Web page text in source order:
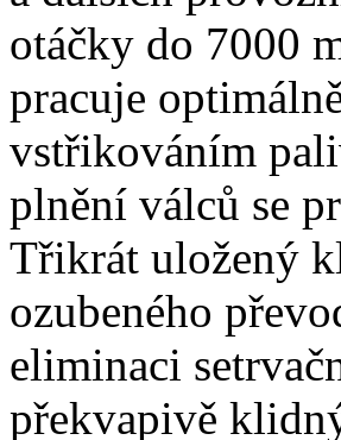
otáčky do 7000
pracuje
vstřikováním
plnění válců se
Třikrát uložený
ozubeného
eliminaci
překvapivě